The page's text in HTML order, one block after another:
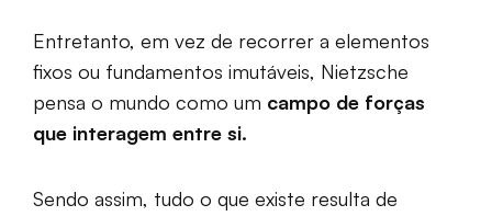
Entretanto, em vez de recorrer a elementos
fixos ou fundamentos imutáveis, Nietzsche
pensa o mundo como um campo de forças
que interagem entre si.
Sendo assim, tudo o que existe resulta de